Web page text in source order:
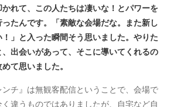
れて、この人たちは凄いな！とパワーを
たんです。「素敵な会場だな。また新し
」と入った瞬間そう思いました。やりた
出会いがあって、そこに導いてくれるの
て思いました​。
チ』は無観客配信ということで、会場で
違うものではありましたが、自宅など自